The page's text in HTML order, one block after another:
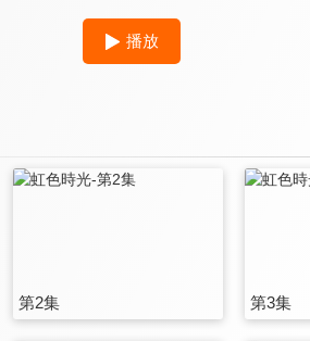
播放
第2集 第3集